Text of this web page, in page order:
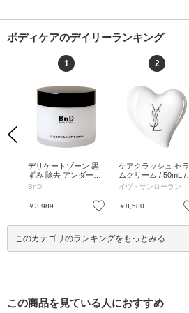
ボディケアのデイリーランキング
Previous
お気に入り
1
デリケートゾーン 黒
ずみ 除去 アンダーア
ームクリーム / 100ml
(100g)
BnD
￥3,989 お気に入り
2
ケアクラッシュ セラ
ムクリーム / 50mL /
本体 / 50mL
イヴ・サンローラン
￥8,580
このカテゴリのランキングをもっとみる
この商品を見ている人におすすめ